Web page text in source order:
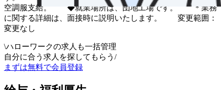
空調服支給。 ◆就業場所は、団地工場です。 ＊業務
に関する詳細は、面接時に説明いたします。 変更範囲：
変更なし
\ハローワークの求人も一括管理
自分に合う求人を探してもらう /
まずは無料で会員登録